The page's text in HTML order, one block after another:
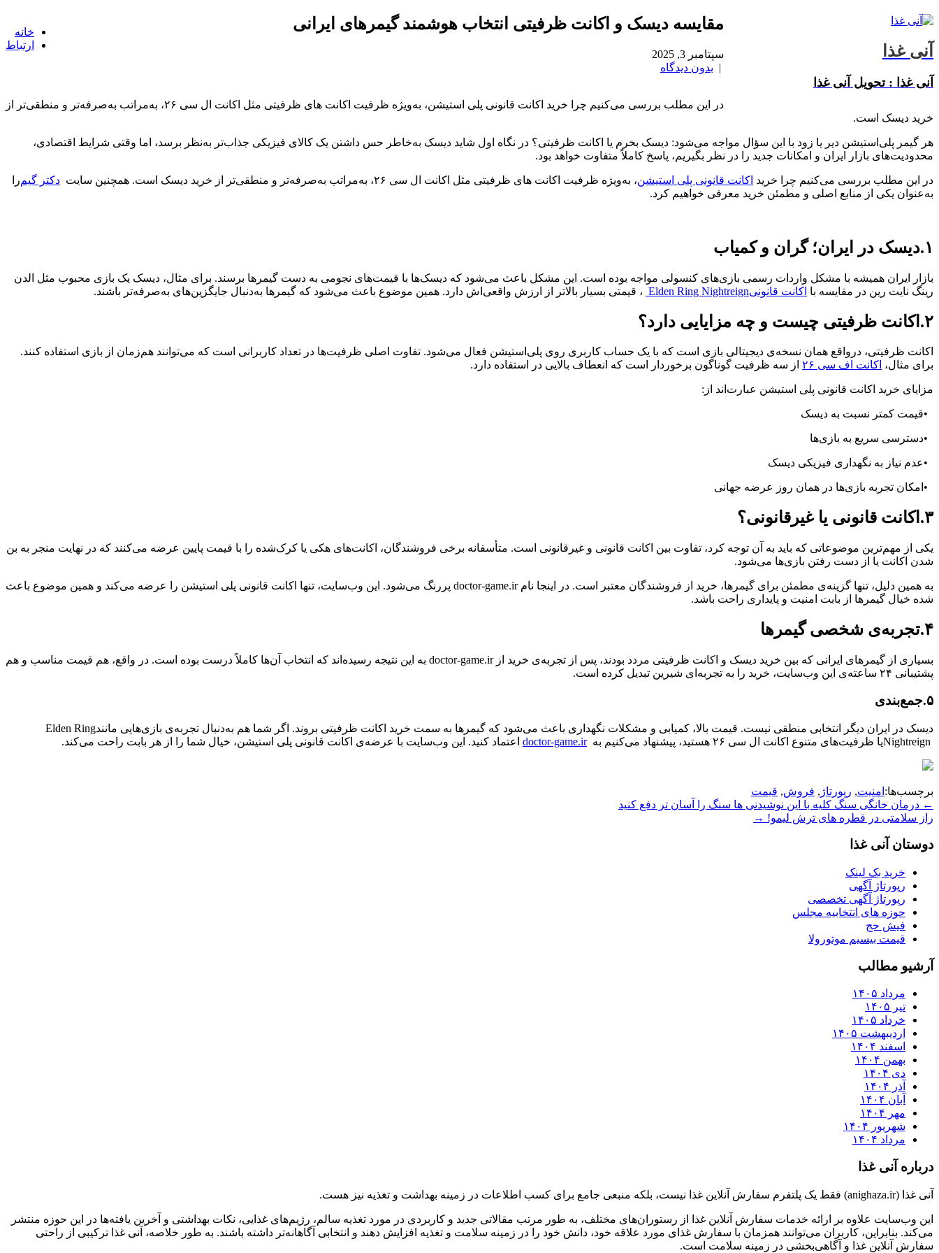
آنی غذا
آنی غذا : تحویل آنی غذا
خانه
ارتباط
مقایسه دیسک و اکانت ظرفیتی انتخاب هوشمند گیمرهای ایرانی
سپتامبر 3, 2025
| بدون دیدگاه
در این مطلب بررسی می‌کنیم چرا خرید اکانت قانونی پلی استیشن، به‌ویژه ظرفیت‌ اکانت های ظرفیتی مثل اکانت ال سی ۲۶، به‌مراتب به‌صرفه‌تر و منطقی‌تر از
خرید دیسک است.
هر گیمر پلی‌استیشن دیر یا زود با این سؤال مواجه می‌شود: دیسک بخرم یا اکانت ظرفیتی؟ در نگاه اول شاید دیسک به‌خاطر حس داشتن یک کالای فیزیکی جذاب‌تر به‌نظر برسد، اما وقتی شرایط اقتصادی،
محدودیت‌های بازار ایران و امکانات جدید را در نظر بگیریم، پاسخ کاملاً متفاوت خواهد بود.
در این مطلب بررسی می‌کنیم چرا خرید اکانت قانونی پلی استیشن، به‌ویژه ظرفیت‌ اکانت های ظرفیتی مثل اکانت ال سی ۲۶، به‌مراتب به‌صرفه‌تر و منطقی‌تر از خرید دیسک است. همچنین سایت دکتر گیمرا
به‌عنوان یکی از منابع اصلی و مطمئن خرید معرفی خواهیم کرد.
۱.دیسک در ایران؛ گران و کمیاب
بازار ایران همیشه با مشکل واردات رسمی بازی‌های کنسولی مواجه بوده است. این مشکل باعث می‌شود که دیسک‌ها با قیمت‌های نجومی به دست گیمرها برسند. برای مثال، دیسک یک بازی محبوب مثل الدن
رینگ نایت رین در مقایسه با اکانت قانونیElden Ring Nightreign ، قیمتی بسیار بالاتر از ارزش واقعی‌اش دارد. همین موضوع باعث می‌شود که گیمرها به‌دنبال جایگزین‌های به‌صرفه‌تر باشند.
۲.اکانت ظرفیتی چیست و چه مزایایی دارد؟
اکانت ظرفیتی، درواقع همان نسخه‌ی دیجیتالی بازی است که با یک حساب کاربری روی پلی‌استیشن فعال می‌شود. تفاوت اصلی ظرفیت‌ها در تعداد کاربرانی است که می‌توانند هم‌زمان از بازی استفاده کنند.
برای مثال، اکانت اف سی ۲۶ از سه ظرفیت گوناگون برخوردار است که انعطاف بالایی در استفاده دارد.
مزایای خرید اکانت قانونی پلی استیشن عبارت‌اند از:
•قیمت کمتر نسبت به دیسک
•دسترسی سریع به بازی‌ها
•عدم نیاز به نگهداری فیزیکی دیسک
• امکان تجربه بازی‌ها در همان روز عرضه جهانی
۳.اکانت قانونی یا غیرقانونی؟
یکی از مهم‌ترین موضوعاتی که باید به آن توجه کرد، تفاوت بین اکانت قانونی و غیرقانونی است. متأسفانه برخی فروشندگان، اکانت‌های هکی یا کرک‌شده را با قیمت پایین عرضه می‌کنند که در نهایت منجر به بن
شدن اکانت یا از دست رفتن بازی‌ها می‌شود.
به همین دلیل، تنها گزینه‌ی مطمئن برای گیمرها، خرید از فروشندگان معتبر است. در اینجا نام doctor-game.ir پررنگ می‌شود. این وب‌سایت، تنها اکانت قانونی پلی استیشن را عرضه می‌کند و همین موضوع باعث
شده خیال گیمرها از بابت امنیت و پایداری راحت باشد.
۴.تجربه‌ی شخصی گیمرها
بسیاری از گیمرهای ایرانی که بین خرید دیسک و اکانت ظرفیتی مردد بودند، پس از تجربه‌ی خرید از doctor-game.ir به این نتیجه رسیده‌اند که انتخاب آن‌ها کاملاً درست بوده است. در واقع، هم قیمت مناسب و هم
پشتیبانی ۲۴ ساعته‌ی این وب‌سایت، خرید را به تجربه‌ای شیرین تبدیل کرده است.
۵.جمع‌بندی
دیسک در ایران دیگر انتخابی منطقی نیست. قیمت بالا، کمیابی و مشکلات نگهداری باعث می‌شود که گیمرها به سمت خرید اکانت ظرفیتی بروند. اگر شما هم به‌دنبال تجربه‌ی بازی‌هایی مانندElden Ring
Nightreignیا ظرفیت‌های متنوع اکانت ال سی ۲۶ هستید، پیشنهاد می‌کنیم به doctor-game.ir اعتماد کنید. این وب‌سایت با عرضه‌ی اکانت قانونی پلی استیشن، خیال شما را از هر بابت راحت می‌کند.
برچسب‌ها: امنیت, رپورتاژ , فروش, قیمت
Post
navigation
← درمان خانگی سنگ کلیه با این نوشیدنی ها سنگ را آسان تر دفع کنید
راز سلامتی در قطره های ترش لیمو! →
دوستان آنی غذا
خرید بک لینک
رپورتاژ آگهی
رپورتاژ آگهی تخصصی
حوزه های انتخابیه مجلس
فیش حج
قیمت بیسیم موتورولا
آرشیو مطالب
مرداد ۱۴۰۵
تیر ۱۴۰۵
خرداد ۱۴۰۵
اردیبهشت ۱۴۰۵
اسفند ۱۴۰۴
بهمن ۱۴۰۴
دی ۱۴۰۴
آذر ۱۴۰۴
آبان ۱۴۰۴
مهر ۱۴۰۴
شهریور ۱۴۰۴
مرداد ۱۴۰۴
درباره آنی غذا
آنی غذا (anighaza.ir) فقط یک پلتفرم سفارش آنلاین غذا نیست، بلکه منبعی جامع برای کسب اطلاعات در زمینه بهداشت و تغذیه نیز هست.
این وب‌سایت علاوه بر ارائه خدمات سفارش آنلاین غذا از رستوران‌های مختلف، به طور مرتب مقالاتی جدید و کاربردی در مورد تغذیه سالم، رژیم‌های غذایی، نکات بهداشتی و آخرین یافته‌ها در این حوزه منتشر
می‌کند. بنابراین، کاربران می‌توانند همزمان با سفارش غذای مورد علاقه خود، دانش خود را در زمینه سلامت و تغذیه افزایش دهند و انتخابی آگاهانه‌تر داشته باشند. به طور خلاصه، آنی غذا ترکیبی از راحتی
سفارش آنلاین غذا و آگاهی‌بخشی در زمینه سلامت است.